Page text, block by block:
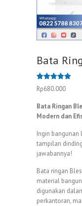
Bata
Peringkat
5.00dari 5
n
1
penilaian
pelanggan
Rp680.000
Bata Ringan
Modern dan
Ingin bangunan
tampilan
jawabannya!
Bata ringan
material
digunakan
perkantoran,